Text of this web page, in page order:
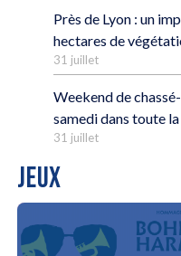
Près de Lyon : un
hectares de
31 juillet
Weekend de
samedi dans toute
31 juillet
JEUX